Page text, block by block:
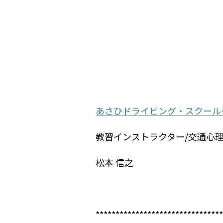
あさひドライビング・スクー
教習インストラクター/交通心
松本 信之